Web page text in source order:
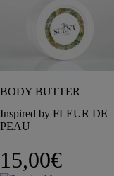
BODY BUTTER
Inspired by FLEUR DE
PEAU
15,00€